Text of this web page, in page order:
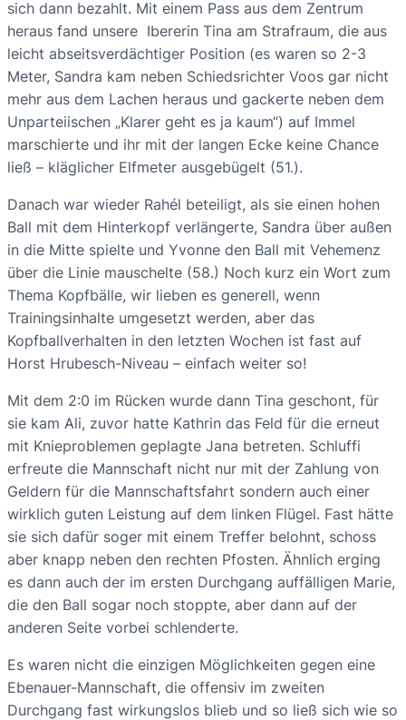
sich dann bezahlt. Mit einem Pass aus dem Zentrum
heraus fand unsere Ibererin Tina am Strafraum, die aus
leicht abseitsverdächtiger Position (es waren so 2-3
Meter, Sandra kam neben Schiedsrichter Voos gar nicht
mehr aus dem Lachen heraus und gackerte neben dem
Unparteiischen „Klarer geht es ja kaum“) auf Immel
marschierte und ihr mit der langen Ecke keine Chance
ließ – kläglicher Elfmeter ausgebügelt (51.).
Danach war wieder Rahél beteiligt, als sie einen hohen
Ball mit dem Hinterkopf verlängerte, Sandra über außen
in die Mitte spielte und Yvonne den Ball mit Vehemenz
über die Linie mauschelte (58.) Noch kurz ein Wort zum
Thema Kopfbälle, wir lieben es generell, wenn
Trainingsinhalte umgesetzt werden, aber das
Kopfballverhalten in den letzten Wochen ist fast auf
Horst Hrubesch-Niveau – einfach weiter so!
Mit dem 2:0 im Rücken wurde dann Tina geschont, für
sie kam Ali, zuvor hatte Kathrin das Feld für die erneut
mit Knieproblemen geplagte Jana betreten. Schluffi
erfreute die Mannschaft nicht nur mit der Zahlung von
Geldern für die Mannschaftsfahrt sondern auch einer
wirklich guten Leistung auf dem linken Flügel. Fast hätte
sie sich dafür soger mit einem Treffer belohnt, schoss
aber knapp neben den rechten Pfosten. Ähnlich erging
es dann auch der im ersten Durchgang auffälligen Marie,
die den Ball sogar noch stoppte, aber dann auf der
anderen Seite vorbei schlenderte.
Es waren nicht die einzigen Möglichkeiten gegen eine
Ebenauer-Mannschaft, die offensiv im zweiten
Durchgang fast wirkungslos blieb und so ließ sich wie so